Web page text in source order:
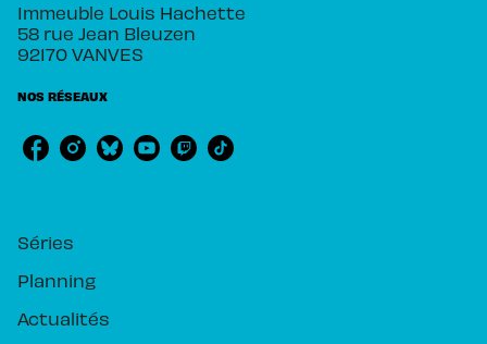
Immeuble Louis Hachette
58 rue Jean Bleuzen
92170 VANVES
NOS RÉSEAUX
Séries
Planning
Actualités